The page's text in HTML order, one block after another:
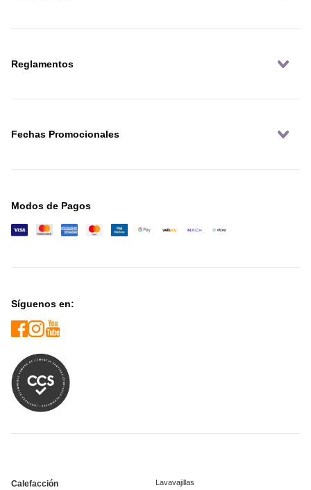
Reglamentos
Fechas Promocionales
Modos de Pagos
Síguenos en:
Calefacción
Lavavajillas